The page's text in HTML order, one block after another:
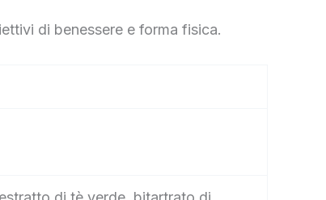
di benessere e forma fisica.